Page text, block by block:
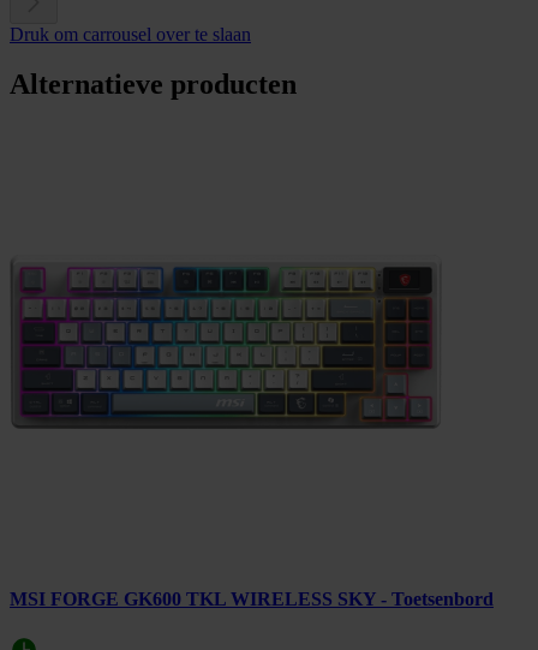
Druk om carrousel over te slaan
Alternatieve producten
MSI FORGE GK600 TKL WIRELESS SKY - Toetsenbord